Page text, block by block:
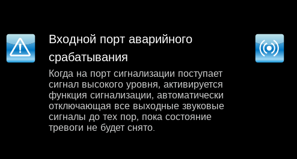
Входной порт аварийного
срабатывания
Когда на порт сигнализации поступает
сигнал высокого уровня, активируется
функция сигнализации, автоматически
отключающая все выходные звуковые
сигналы до тех пор, пока состояние
тревоги не будет снято.